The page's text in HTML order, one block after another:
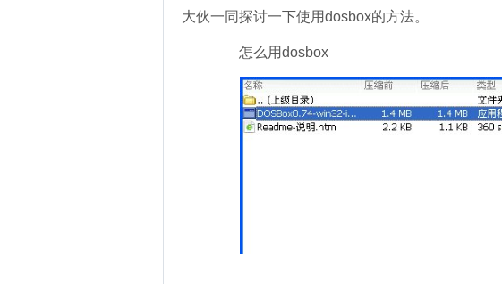
大伙一同探讨一下使用dosbox的方法。
怎么用dosbox